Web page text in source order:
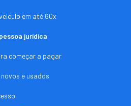
em até 60x
pessoa jurídica
começar a pagar
e usados